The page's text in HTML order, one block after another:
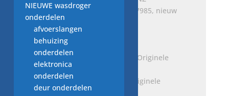
Veiligheidsriem, A0028607985, nieuw
voor MERCEDES BENZ
€154,00
regelaar A0008700089, Originele
Mercedes-Benz
NIEUWE wasdroger
onderdelen
afvoerslangen
behuizing
onderdelen
elektronica
onderdelen
deur onderdelen